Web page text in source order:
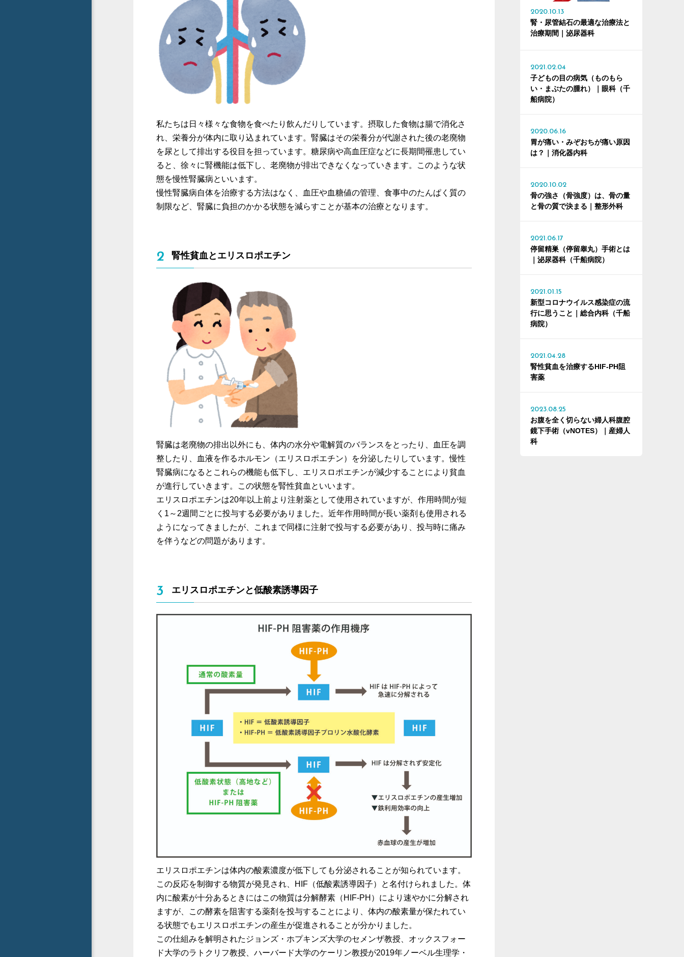
私たちは日々様々な食物を食べたり飲んだりしています。摂取した食物は腸で消化さ
れ、栄養分が体内に取り込まれています。腎臓はその栄養分が代謝された後の老廃物
を尿として排出する役目を担っています。糖尿病や高血圧症などに長期間罹患してい
ると、徐々に腎機能は低下し、老廃物が排出できなくなっていきます。このような状
態を慢性腎臓病といいます。
慢性腎臓病自体を治療する方法はなく、血圧や血糖値の管理、食事中のたんぱく質の
制限など、腎臓に負担のかかる状態を減らすことが基本の治療となります。
2 腎性貧血とエリスロポエチン
腎臓は老廃物の排出以外にも、体内の水分や電解質のバランスをとったり、血圧を調
整したり、血液を作るホルモン（エリスロポエチン）を分泌したりしています。慢性
腎臓病になるとこれらの機能も低下し、エリスロポエチンが減少することにより貧血
が進行していきます。この状態を腎性貧血といいます。
エリスロポエチンは20年以上前より注射薬として使用されていますが、作用時間が短
く1～2週間ごとに投与する必要がありました。近年作用時間が長い薬剤も使用される
ようになってきましたが、これまで同様に注射で投与する必要があり、投与時に痛み
を伴うなどの問題があります。
3 エリスロポエチンと低酸素誘導因子
エリスロポエチンは体内の酸素濃度が低下しても分泌されることが知られています。
この反応を制御する物質が発見され、HIF（低酸素誘導因子）と名付けられました。体
内に酸素が十分あるときにはこの物質は分解酵素（HIF-PH）により速やかに分解され
ますが、この酵素を阻害する薬剤を投与することにより、体内の酸素量が保たれてい
る状態でもエリスロポエチンの産生が促進されることが分かりました。
この仕組みを解明されたジョンズ・ホプキンズ大学のセメンザ教授、オックスフォー
ド大学のラトクリフ教授、ハーバード大学のケーリン教授が2019年ノーベル生理学・
2020.10.13
腎・尿管結石の最適な治療法と
治療期間｜泌尿器科
2021.02.04
子どもの目の病気（ものもら
い・まぶたの腫れ）｜眼科（千
船病院）
2020.06.16
胃が痛い・みぞおちが痛い原因
は？｜消化器内科
2020.10.02
骨の強さ（骨強度）は、骨の量
と骨の質で決まる｜整形外科
2021.06.17
停留精巣（停留睾丸）手術とは
｜泌尿器科（千船病院）
2021.01.15
新型コロナウイルス感染症の流
行に思うこと｜総合内科（千船
病院）
2021.04.28
腎性貧血を治療するHIF-PH阻
害薬
2023.08.25
お腹を全く切らない婦人科腹腔
鏡下手術（vNOTES）｜産婦人
科